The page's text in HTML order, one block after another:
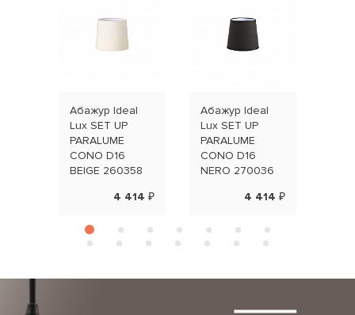
Абажур Ideal
Lux SET UP
PARALUME
CONO D16
BEIGE 260358
4 414 ₽
Абажур Ideal
Lux SET UP
PARALUME
CONO D16
NERO 270036
4 414 ₽